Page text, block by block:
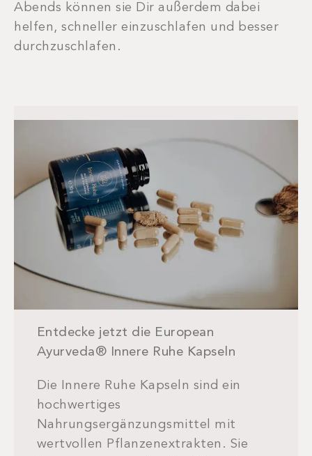
Abends können sie Dir außerdem dabei
helfen, schneller einzuschlafen und besser
durchzuschlafen.
Entdecke jetzt die European
Ayurveda® Innere Ruhe Kapseln
Die Innere Ruhe Kapseln sind ein
hochwertiges
Nahrungsergänzungsmittel mit
wertvollen Pflanzenextrakten. Sie